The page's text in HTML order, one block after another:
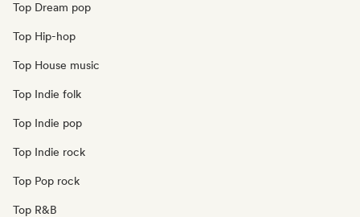
Top Dream pop
Top Hip-hop
Top House music
Top Indie folk
Top Indie pop
Top Indie rock
Top Pop rock
Top R&B